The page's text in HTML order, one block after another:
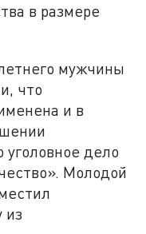
в размере
мужчины
что
и в
уголовное дело
Молодой
из